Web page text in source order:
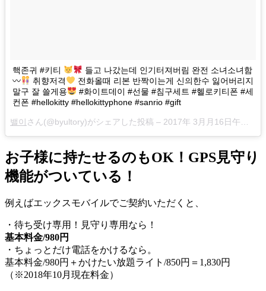
핵존귀 #키티
들고 나갔는데 인기터져버림 완전 소녀소녀함
〰
취향저격
전화올때 리본 반짝이는게 신의한수 잃어버리지
말구 잘 쓸게용
#화이트데이 #선물 #침구세트 #헬로키티폰 #세
컨폰 #hellokitty #hellokittyphone #sanrio #gift
밸이 さん(@byultory)がシェアした投稿 – 2017年 3月月16日午後4時44分PDT
お子様に持たせるのもOK！GPS見守り
機能がついている！
例えばエックスモバイルでご契約いただくと、
・待ち受け専用！見守り専用なら！
基本料金/980円
・ちょっとだけ電話をかけるなら。
基本料金/980円＋かけたい放題ライト/850円＝1,830円
（※2018年10月現在料金）